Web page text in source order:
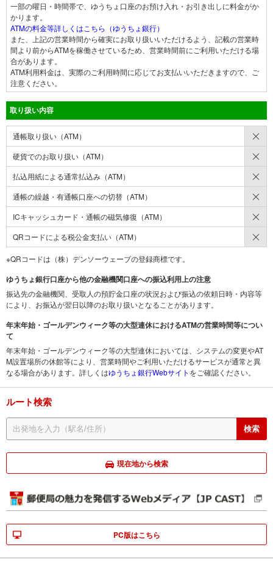
一部の曜日・時間帯で、ゆうちょ口座のお預け入れ・お引き出しに料金がか
かります。
ATMの料金等詳しくはこちら（ゆうちょ銀行）
また、上記の営業時間から確実にお取り扱いいただけるよう、記載の営業時
間より前からATMを稼働させているため、営業時間前にご利用いただける場
合があります。
ATM利用料金は、実際のご利用時間に応じてお支払いいただきますので、ご
注意ください。
取り扱い内容
通帳取り扱い（ATM）
硬貨でのお取り扱い（ATM）
払込用紙による通常払込み（ATM）
通帳の繰越・有通帳口座への切替（ATM）
ICキャッシュカード・通帳の磁気修復（ATM）
QRコードによる税公金支払い（ATM）
※QRコードは（株）デンソーウェーブの登録商標です。
ゆうちょ銀行口座から他の金融機関口座への振込利用上の注意
振込先の金融機関、受取人の預貯金口座の状況および振込の依頼日時・内容等
により、お振込が翌日以降のお取り扱いとなることがあります。
年末年始・ゴールデンウィーク等の大型連休におけるATMの営業時間等につい
て
年末年始・ゴールデンウィーク等の大型連休においては、システムの変更やAT
M設置場所の休館等により、営業時間やご利用いただけるサービスが通常と異
なる場合があります。詳しくはゆうちょ銀行Webサイト をご確認ください。
ルート検索
現在地から検索
PC版はこちら